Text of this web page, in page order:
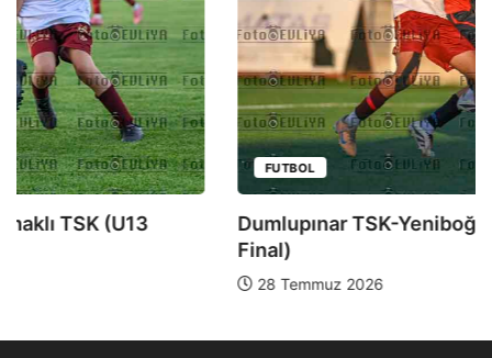
FUTBOL
Dumlupınar TSK-Yeniboğaziçi DSK (U13 Yarı